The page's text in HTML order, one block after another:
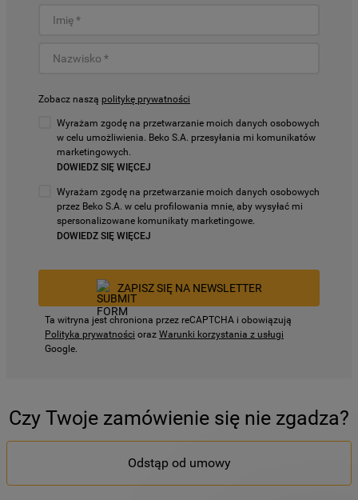
Zobacz naszą politykę prywatności
Wyrażam zgodę na przetwarzanie moich danych osobowych
w celu umożliwienia. Beko S.A. przesyłania mi komunikatów
marketingowych.
DOWIEDZ SIĘ WIĘCEJ
Wyrażam zgodę na przetwarzanie moich danych osobowych
przez Beko S.A. w celu profilowania mnie, aby wysyłać mi
spersonalizowane komunikaty marketingowe.
DOWIEDZ SIĘ WIĘCEJ
ZAPISZ SIĘ NA NEWSLETTER
Ta witryna jest chroniona przez reCAPTCHA i obowiązują
Polityka prywatności oraz Warunki korzystania z usługi
Google.
Czy Twoje zamówienie się nie zgadza?
Odstąp od umowy